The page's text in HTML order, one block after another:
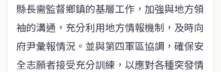
縣長需監督鄉鎮的基層工作，加強與地方領
袖的溝通，充分利用地方情報機制，及時向
府尹彙報情況。並與第四軍區協調，確保安
全志願者接受充分訓練，以應對各種突發情